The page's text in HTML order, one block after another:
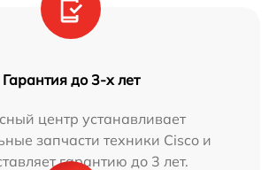
Гарантия до 3-х лет
центр устанавливает
запчасти техники Cisco и
гарантию до 3 лет.